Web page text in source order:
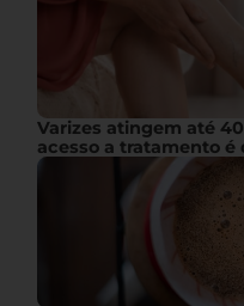
Varizes atingem até
acesso a tratamento é